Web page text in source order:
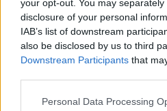
your opt-out. You may
disclosure of your personal
IAB’s list of downstream
also be disclosed by us to third
Downstream Participants that
Please note that this website/
Personal Data Processing
Pozsony
November
The Story Room
Scallabouche Társulat
November